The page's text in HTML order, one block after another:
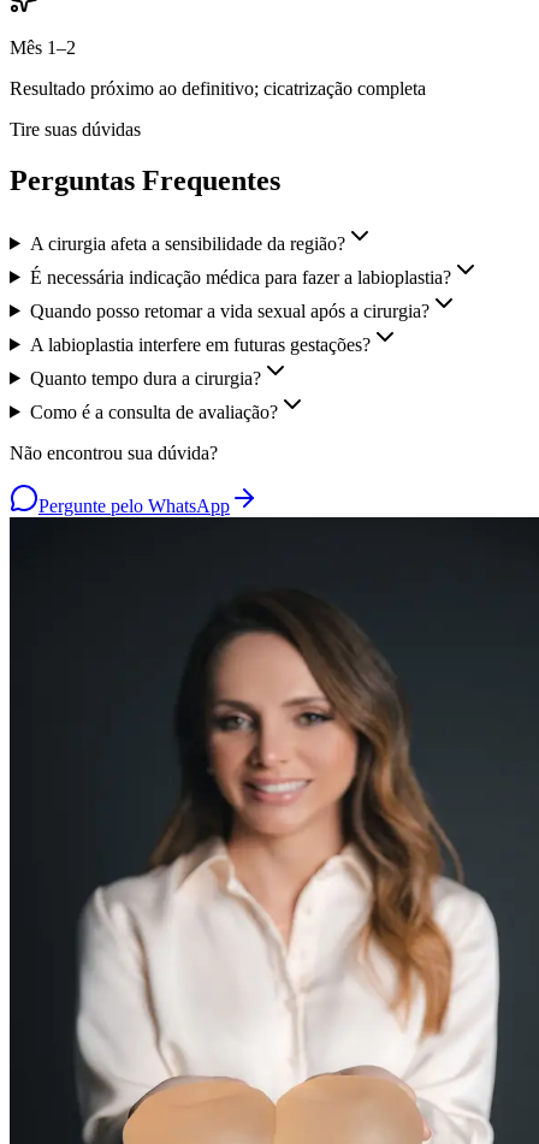
Mês 1–2
Resultado próximo ao definitivo; cicatrização completa
Tire suas dúvidas
Perguntas Frequentes
A cirurgia afeta a sensibilidade da região?
É necessária indicação médica para fazer a labioplastia?
Quando posso retomar a vida sexual após a cirurgia?
A labioplastia interfere em futuras gestações?
Quanto tempo dura a cirurgia?
Como é a consulta de avaliação?
Não encontrou sua dúvida?
Pergunte pelo WhatsApp